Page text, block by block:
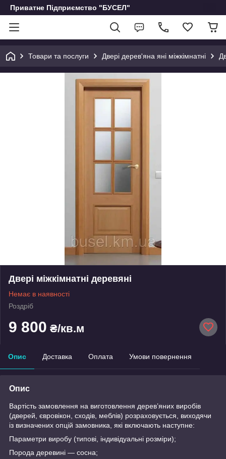
Приватне Підприємство "БУСЕЛ"
Товари та послуги Двері дерев'яна яні міжкімнатні
Двері міжкімнатні деревяні
Немає в наявності
Роздріб
9 800 ₴/кв.м
Опис Доставка Оплата Умови повернення
Опис
Вартість замовлення на виготовлення дерев’яних виробів
(дверей, євровікон, сходів, меблів) розраховується, виходячи
із визначених опцій замовника, які включають наступне:
Параметри виробу (типові, індивідуальні розміри);
Порода деревині — сосна;